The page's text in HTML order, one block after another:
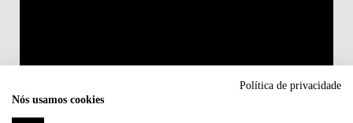
Política de privacidade
Nós usamos cookies